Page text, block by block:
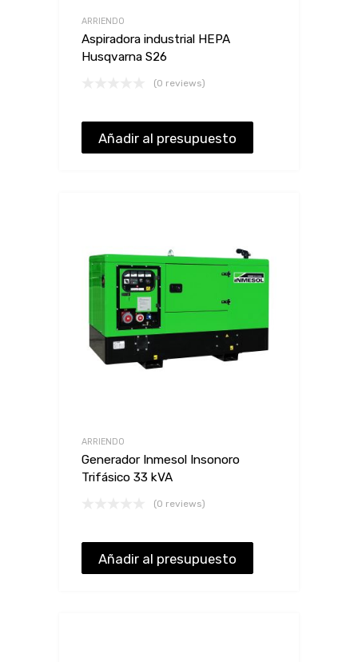
ARRIENDO
Aspiradora industrial HEPA
Husqvarna S26
(0 reviews)
Añadir al presupuesto
ARRIENDO
Generador Inmesol Insonoro
Trifásico 33 kVA
(0 reviews)
Añadir al presupuesto